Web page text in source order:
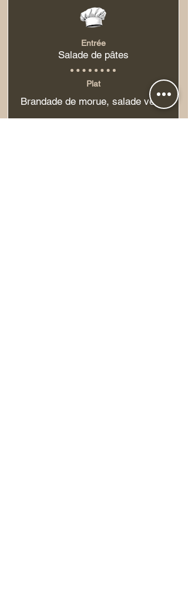
Entrée
Salade de pâtes
Plat
Brandade de morue, salade verte